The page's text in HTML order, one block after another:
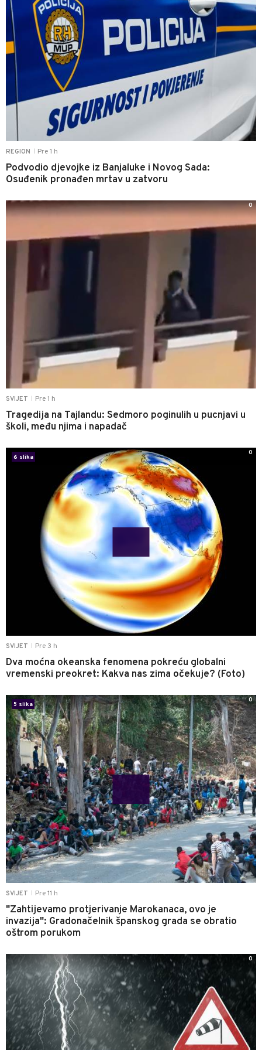
REGION Pre 1 h
Podvodio djevojke iz Banjaluke i Novog Sada:
Osuđenik pronađen mrtav u zatvoru
SVIJET Pre 1 h
Tragedija na Tajlandu: Sedmoro poginulih u pucnjavi u
školi, među njima i napadač
0
SVIJET Pre 3 h
Dva moćna okeanska fenomena pokreću globalni
vremenski preokret: Kakva nas zima očekuje? (Foto)
6 slika
0
SVIJET Pre 11 h
"Zahtijevamo protjerivanje Marokanaca, ovo je
invazija": Gradonačelnik španskog grada se obratio
oštrom porukom
5 slika
0
0